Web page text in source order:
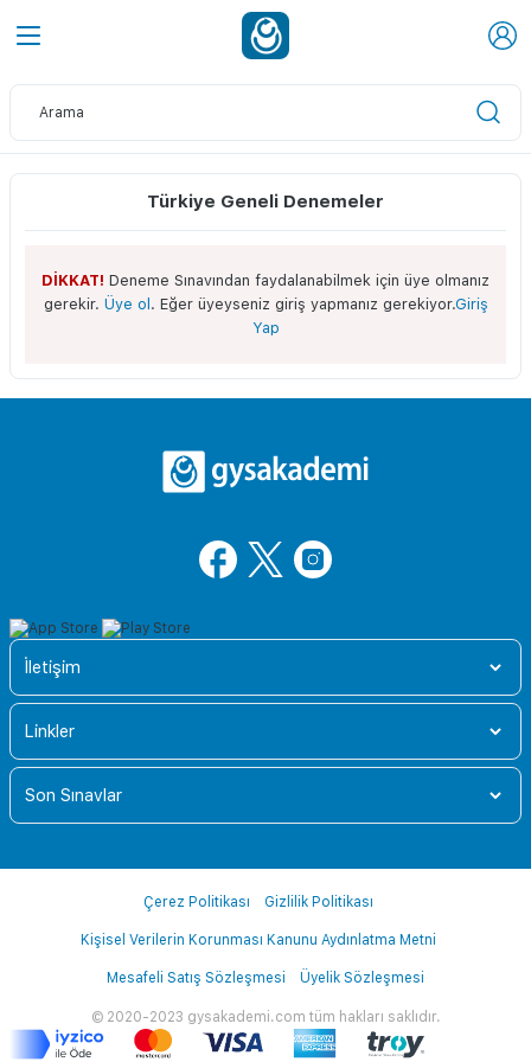
Türkiye Geneli Denemeler
DİKKAT! Deneme Sınavından faydalanabilmek için üye olmanız
gerekir. Üye ol . Eğer üyeyseniz giriş yapmanız gerekiyor.Giriş
Yap
İletişim
Linkler
Son Sınavlar
© 2020-2023 gysakademi.com tüm hakları saklıdır.
Çerez Politikası Gizlilik Politikası
Kişisel Verilerin Korunması Kanunu Aydınlatma Metni
Mesafeli Satış Sözleşmesi Üyelik Sözleşmesi